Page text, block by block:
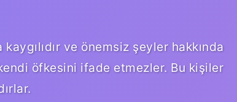
ve önemsiz şeyler hakkında
öfkesini ifade etmezler. Bu kişiler